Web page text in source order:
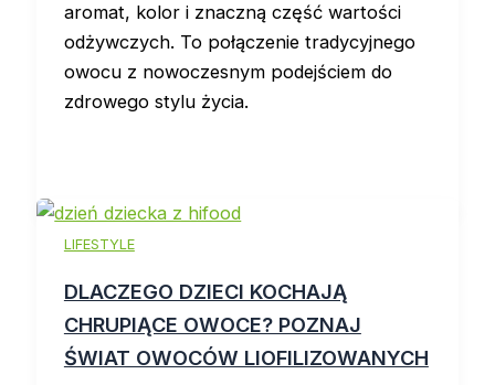
aromat, kolor i znaczną część wartości
odżywczych. To połączenie tradycyjnego
owocu z nowoczesnym podejściem do
zdrowego stylu życia.
LIFESTYLE
DLACZEGO DZIECI KOCHAJĄ
CHRUPIĄCE OWOCE? POZNAJ
ŚWIAT OWOCÓW LIOFILIZOWANYCH